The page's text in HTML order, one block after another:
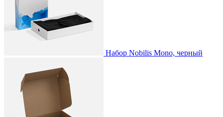
Набор Nobilis Mono, черный